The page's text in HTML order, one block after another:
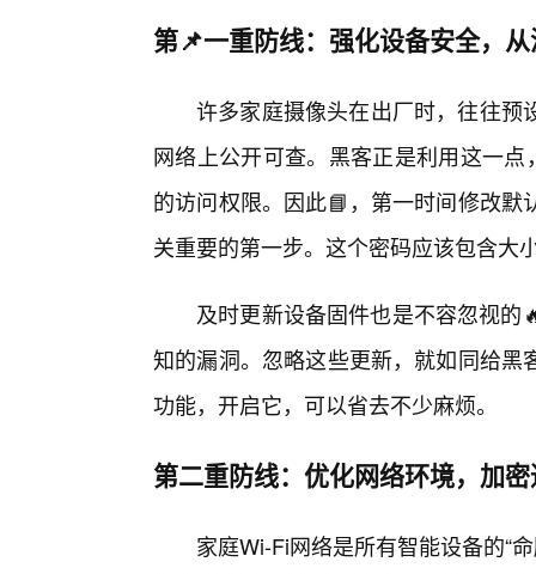
第📌一重防线：强化设备安全，
许多家庭摄像头在出厂时，往往预
网络上公开可查。黑客正是利用这一
的访问权限。因此📘，第一时间修改
关重要的第一步。这个密码应该包含大
及时更新设备固件也是不容忽视
知的漏洞。忽略这些更新，就如同给
功能，开启它，可以省去不少麻烦。
第二重防线：优化网络环境，加
家庭Wi-Fi网络是所有智能设备的“